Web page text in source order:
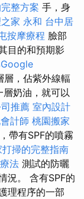
整方案 手，身
家 永和 台中居
按摩療程 臉部
目的和預期影
層，佔紫外線輻
奶油，就可以
推薦 室內設計
計師 桃園搬家
帶有SPF的噴霧
打掃的完整指南
法 測試的防曬
況。 含有SPF的
理程序的一部